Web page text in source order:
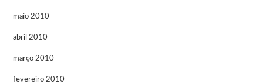
maio 2010
abril 2010
março 2010
fevereiro 2010